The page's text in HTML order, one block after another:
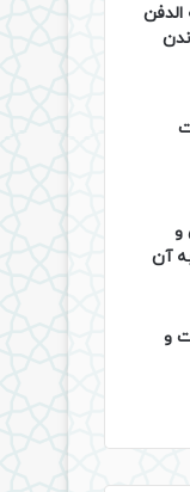
الدفن
و
آن
و